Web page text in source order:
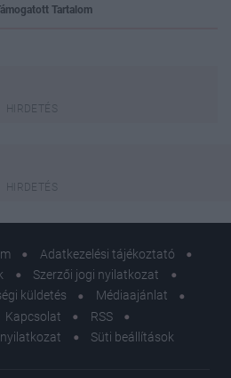
Tartalom
Adatkezelési tájékoztató
Szerzői jogi nyilatkozat
küldetés
Médiaajánlat
Kapcsolat
RSS
Süti beállítások